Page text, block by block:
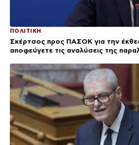
ΠΟΛΙΤΙΚΗ
Σκέρτσος προς ΠΑΣΟΚ για την
αποφεύγετε τις αναλύσεις της